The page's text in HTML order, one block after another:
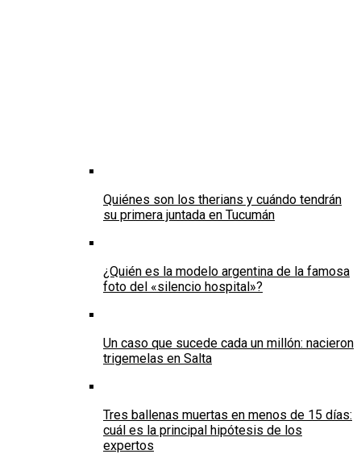
Quiénes son los therians y cuándo tendrán
su primera juntada en Tucumán
¿Quién es la modelo argentina de la famosa
foto del «silencio hospital»?
Un caso que sucede cada un millón: nacieron
trigemelas en Salta
Tres ballenas muertas en menos de 15 días:
cuál es la principal hipótesis de los
expertos